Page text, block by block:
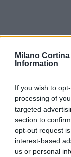
Milano Cortina
Information
If you wish to
processing of
targeted
section to
opt-out request
interest-based
us or personal